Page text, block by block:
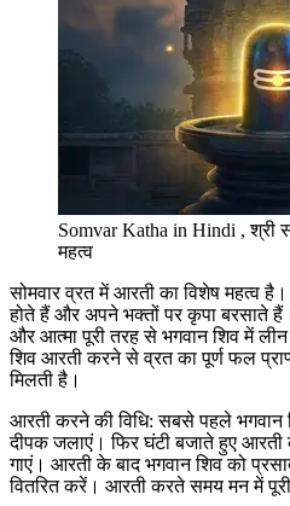
Somvar Katha in Hindi , श्री
महत्व
सोमवार व्रत में आरती का विशेष महत्व
होते हैं और अपने भक्तों पर कृपा बरसाते
और आत्मा पूरी तरह से भगवान शिव में
शिव आरती करने से व्रत का पूर्ण फल
मिलती है।
आरती करने की विधि: सबसे पहले भगवान
दीपक जलाएं। फिर घंटी बजाते हुए
गाएं। आरती के बाद भगवान शिव को
वितरित करें। आरती करते समय मन में पूरी